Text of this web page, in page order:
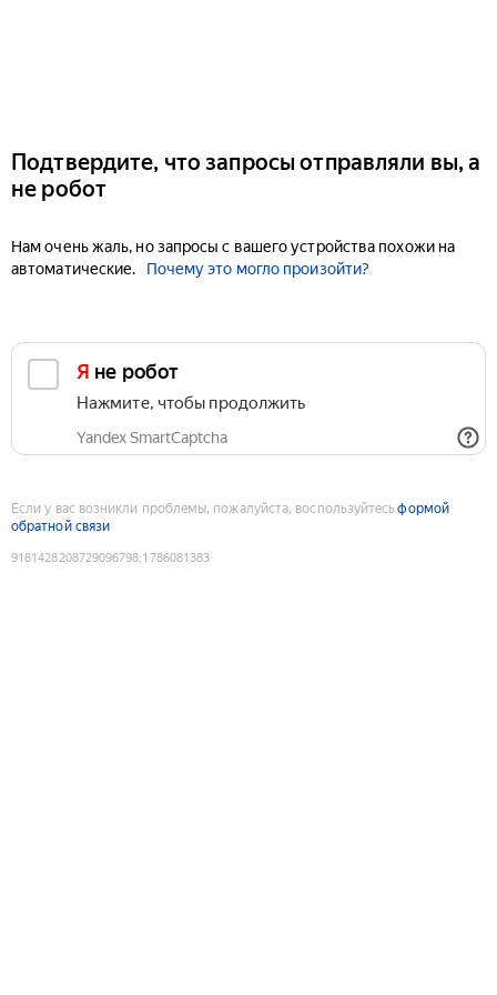
Подтвердите, что запросы отправляли вы, а
не робот
Нам очень жаль, но запросы с вашего устройства похожи на
автоматические.
Почему это могло произойти?
Я не робот
Нажмите, чтобы продолжить
Yandex SmartCaptcha
Если у вас возникли проблемы, пожалуйста, воспользуйтесьформой
обратной связи
9181428208729096798:1786081383